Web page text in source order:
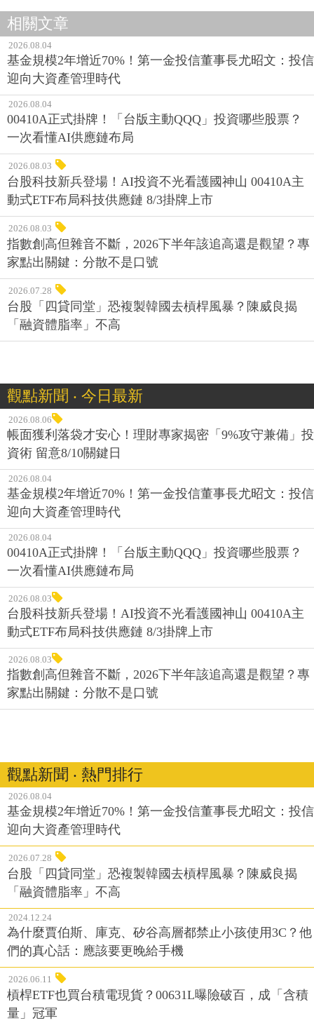
相關文章
2026.08.04
基金規模2年增近70%！第一金投信董事長尤昭文：投信
迎向大資產管理時代
2026.08.04
00410A正式掛牌！「台版主動QQQ」投資哪些股票？
一次看懂AI供應鏈布局
2026.08.03
台股科技新兵登場！AI投資不光看護國神山 00410A主
動式ETF布局科技供應鏈 8/3掛牌上市
2026.08.03
指數創高但雜音不斷，2026下半年該追高還是觀望？專
家點出關鍵：分散不是口號
2026.07.28
台股「四貸同堂」恐複製韓國去槓桿風暴？陳威良揭
「融資體脂率」不高
觀點新聞 ‧ 今日最新
2026.08.06
帳面獲利落袋才安心！理財專家揭密「9%攻守兼備」投
資術 留意8/10關鍵日
2026.08.04
基金規模2年增近70%！第一金投信董事長尤昭文：投信
迎向大資產管理時代
2026.08.04
00410A正式掛牌！「台版主動QQQ」投資哪些股票？
一次看懂AI供應鏈布局
2026.08.03
台股科技新兵登場！AI投資不光看護國神山 00410A主
動式ETF布局科技供應鏈 8/3掛牌上市
2026.08.03
指數創高但雜音不斷，2026下半年該追高還是觀望？專
家點出關鍵：分散不是口號
觀點新聞 ‧ 熱門排行
2026.08.04
基金規模2年增近70%！第一金投信董事長尤昭文：投信
迎向大資產管理時代
2026.07.28
台股「四貸同堂」恐複製韓國去槓桿風暴？陳威良揭
「融資體脂率」不高
2024.12.24
為什麼賈伯斯、庫克、矽谷高層都禁止小孩使用3C？他
們的真心話：應該要更晚給手機
2026.06.11
槓桿ETF也買台積電現貨？00631L曝險破百，成「含積
量」冠軍